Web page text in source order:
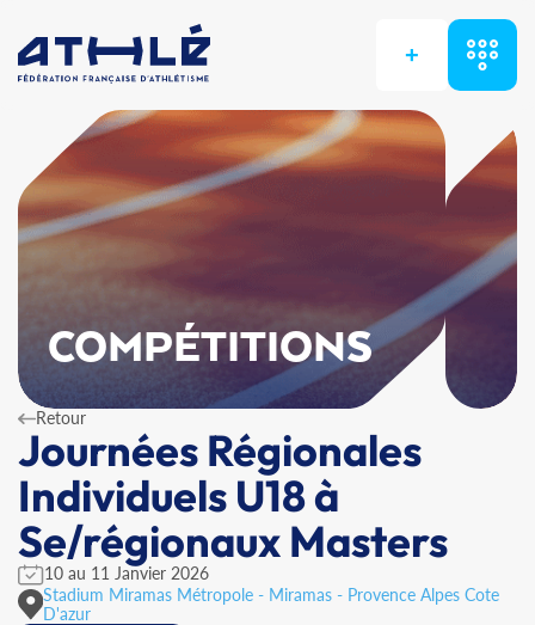
+
COMPÉTITIONS
Retour
Journées Régionales
Individuels U18 à
Se/régionaux Masters
10 au 11 Janvier 2026
Stadium Miramas Métropole - Miramas - Provence Alpes Cote
D'azur